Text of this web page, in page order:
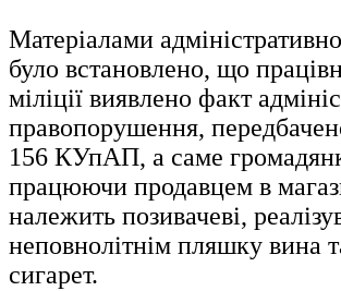
Матеріалами
було встановлено, що
міліції виявлено факт
правопорушення,
156 КУпАП, а саме
працюючи продавцем в
належить позивачеві,
неповнолітнім пляшку вина
сигарет.